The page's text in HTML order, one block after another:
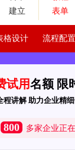
建立
表单
格设计 流程配置